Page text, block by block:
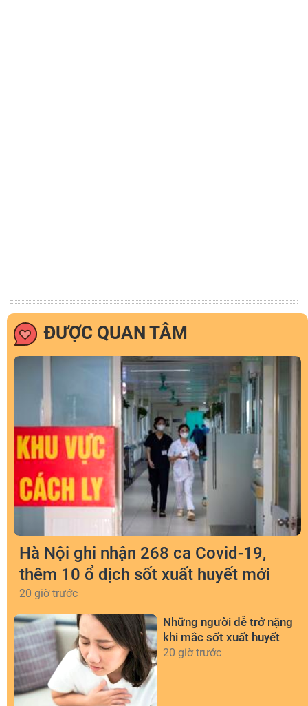
ĐƯỢC QUAN TÂM
Hà Nội ghi nhận 268 ca Covid-19,
thêm 10 ổ dịch sốt xuất huyết mới
20 giờ trước
Những người dễ trở nặng
khi mắc sốt xuất huyết
20 giờ trước